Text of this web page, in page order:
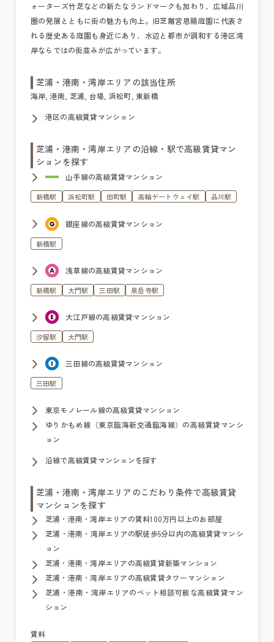
ォーターズ竹芝などの新たなランドマークも加わり、広域品川
圏の発展とともに街の魅力も向上。旧芝離宮恩賜庭園に代表さ
れる歴史ある庭園も身近にあり、水辺と都市が調和する港区湾
岸ならではの街並みが広がっています。
芝浦・港南・湾岸エリアの該当住所
海岸, 港南, 芝浦, 台場, 浜松町, 東新橋
港区の高級賃貸マンション
芝浦・港南・湾岸エリアの沿線・駅で高級賃貸マン
ションを探す
山手線の高級賃貸マンション
新橋駅 浜松町駅 田町駅 高輪ゲートウェイ駅 品川駅
銀座線の高級賃貸マンション
新橋駅
浅草線の高級賃貸マンション
新橋駅 大門駅 三田駅 泉岳寺駅
大江戸線の高級賃貸マンション
汐留駅 大門駅
三田線の高級賃貸マンション
三田駅
東京モノレール線の高級賃貸マンション
ゆりかもめ線（東京臨海新交通臨海線）の高級賃貸マンシ
ョン
沿線で高級賃貸マンションを探す
芝浦・港南・湾岸エリアのこだわり条件で高級賃貸
マンションを探す
芝浦・港南・湾岸エリアの賃料100万円以上のお部屋
芝浦・港南・湾岸エリアの駅徒歩5分以内の高級賃貸マンシ
ョン
芝浦・港南・湾岸エリアの高級賃貸新築マンション
芝浦・港南・湾岸エリアの高級賃貸タワーマンション
芝浦・港南・湾岸エリアのペット相談可能な高級賃貸マン
ション
賃料